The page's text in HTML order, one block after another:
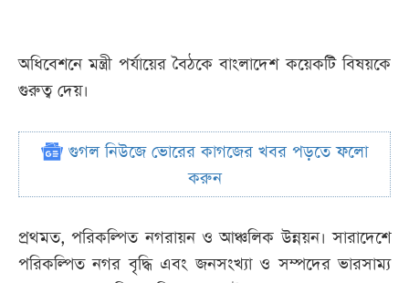
অধিবেশনে মন্ত্রী পর্যায়ের বৈঠকে বাংলাদেশ কয়েকটি বিষয়কে
গুরুত্ব দেয়।
গুগল নিউজে ভোরের কাগজের খবর পড়তে ফলো
করুন
প্রথমত, পরিকল্পিত নগরায়ন ও আঞ্চলিক উন্নয়ন। সারাদেশে
পরিকল্পিত নগর বৃদ্ধি এবং জনসংখ্যা ও সম্পদের ভারসাম্য